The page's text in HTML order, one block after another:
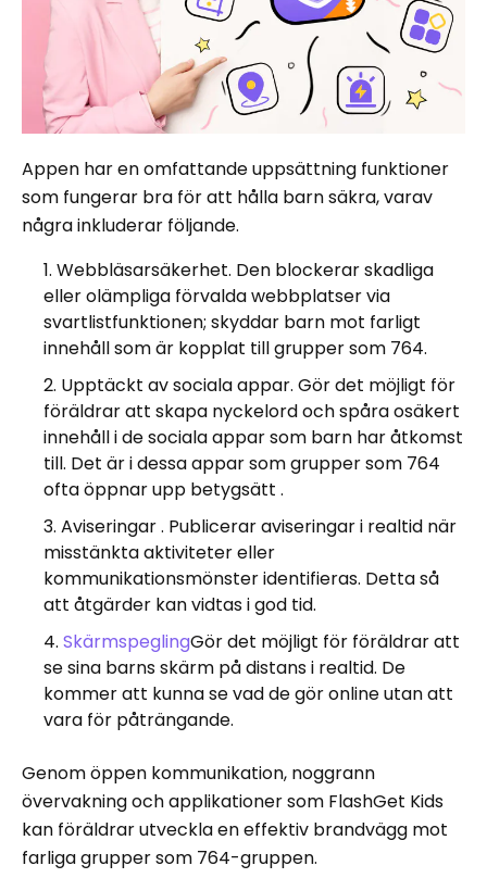
Appen har en omfattande uppsättning funktioner
som fungerar bra för att hålla barn säkra, varav
några inkluderar följande.
Webbläsarsäkerhet. Den blockerar skadliga
eller olämpliga förvalda webbplatser via
svartlistfunktionen; skyddar barn mot farligt
innehåll som är kopplat till grupper som 764.
Upptäckt av sociala appar. Gör det möjligt för
föräldrar att skapa nyckelord och spåra osäkert
innehåll i de sociala appar som barn har åtkomst
till. Det är i dessa appar som grupper som 764
ofta öppnar upp betygsätt .
Aviseringar . Publicerar aviseringar i realtid när
misstänkta aktiviteter eller
kommunikationsmönster identifieras. Detta så
att åtgärder kan vidtas i god tid.
SkärmspeglingGör det möjligt för föräldrar att
se sina barns skärm på distans i realtid. De
kommer att kunna se vad de gör online utan att
vara för påträngande.
Genom öppen kommunikation, noggrann
övervakning och applikationer som FlashGet Kids
kan föräldrar utveckla en effektiv brandvägg mot
farliga grupper som 764-gruppen.